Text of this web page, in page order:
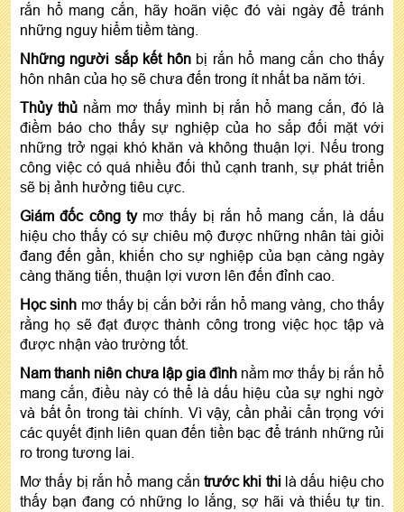
rắn hổ mang cắn, hãy hoãn việc đó vài ngày để tránh
những nguy hiểm tiềm tàng.
Những người sắp kết hôn bị rắn hổ mang cắn cho thấy
hôn nhân của họ sẽ chưa đến trong ít nhất ba năm tới.
Thủy thủ nằm mơ thấy mình bị rắn hổ mang cắn, đó là
điềm báo cho thấy sự nghiệp của ho sắp đối mặt với
những trở ngại khó khăn và không thuận lợi. Nếu trong
công việc có quá nhiều đối thủ cạnh tranh, sự phát triển
sẽ bị ảnh hưởng tiêu cực.
Giám đốc công tymơ thấy bị rắn hổ mang cắn, là dấu
hiệu cho thấy có sự chiêu mộ được những nhân tài giỏi
đang đến gần, khiến cho sự nghiệp của bạn càng ngày
càng thăng tiến, thuận lợi vươn lên đến đỉnh cao.
Học sinh mơ thấy bị cắn bởi rắn hổ mang vàng, cho thấy
rằng họ sẽ đạt được thành công trong việc học tập và
được nhận vào trường tốt.
Nam thanh niên chưa lập gia đình nằm mơ thấy bị rắn hổ
mang cắn, điều này có thể là dấu hiệu của sự nghi ngờ
và bất ổn trong tài chính. Vì vậy, cần phải cẩn trọng với
các quyết định liên quan đến tiền bạc để tránh những rủi
ro trong tương lai.
Mơ thấy bị rắn hổ mang cắntrước khi thilà dấu hiệu cho
thấy bạn đang có những lo lắng, sợ hãi và thiếu tự tin.